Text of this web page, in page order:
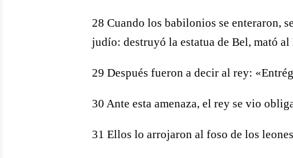
28 Cuando los babilonios se enteraron,
judío: destruyó la estatua de Bel, mató
29 Después fueron a decir al rey:
30 Ante esta amenaza, el rey se vio
31 Ellos lo arrojaron al foso de los